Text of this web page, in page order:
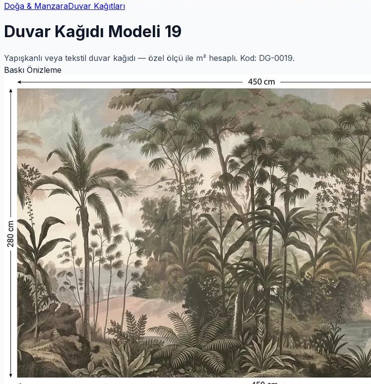
Doğa & ManzaraDuvar Kağıtları
Duvar Kağıdı Modeli 19
Yapışkanlı veya tekstil duvar kağıdı — özel ölçü ile m² hesaplı. Kod: DG-0019.
Baskı Önizleme